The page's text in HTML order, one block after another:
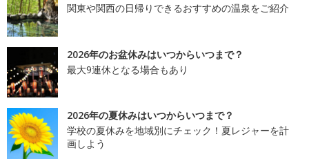
関東や関西の日帰りできるおすすめの温泉をご紹介
2026年のお盆休みはいつからいつまで？
最大9連休となる場合もあり
2026年の夏休みはいつからいつまで？
学校の夏休みを地域別にチェック！夏レジャーを計
画しよう